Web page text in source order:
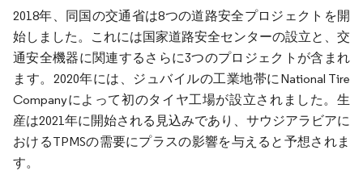
2018年、同国の交通省は8つの道路安全プロジェクトを開
始しました。これには国家道路安全センターの設立と、交
通安全機器に関連するさらに3つのプロジェクトが含まれ
ます。2020年には、ジュバイルの工業地帯にNational Tire
Companyによって初のタイヤ工場が設立されました。生
産は2021年に開始される見込みであり、サウジアラビアに
おけるTPMSの需要にプラスの影響を与えると予想されま
す。